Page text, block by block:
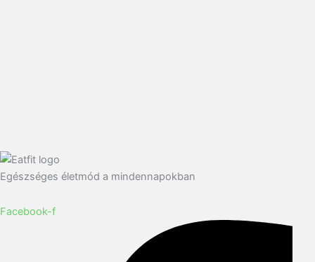
Egészséges életmód a mindennapokban
Facebook-f